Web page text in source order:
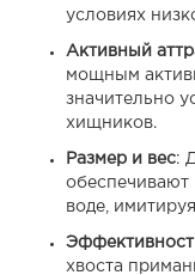
условиях
Активный
мощным
значительно
хищников.
Размер и вес:
обеспечивают
воде,
хвоста